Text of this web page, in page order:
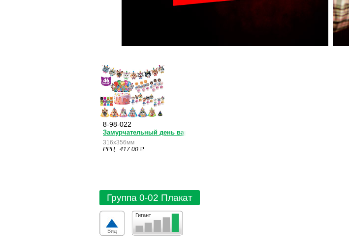
8-98-022
Замурчательный день варенья
316x356мм
РРЦ 417.00 a
Группа 0-02 Плакат
Вид
Гигант